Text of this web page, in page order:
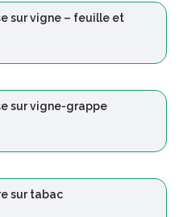
sur vigne – feuille et
sur vigne-grappe
sur tabac